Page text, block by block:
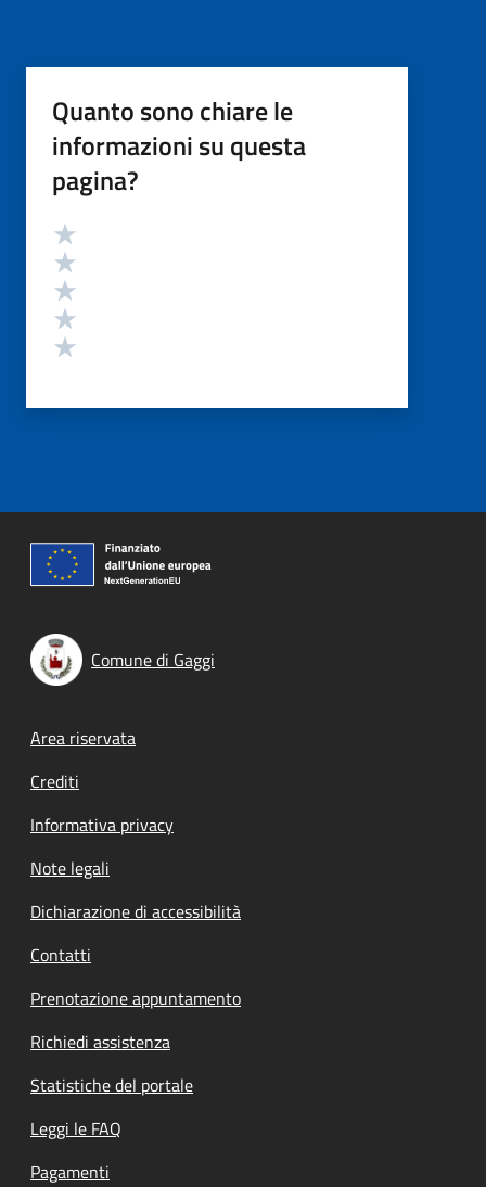
Quanto sono chiare le
informazioni su questa
pagina?
Valutazione
Comune di Gaggi
Footer menu
Area riservata
Crediti
Informativa privacy
Note legali
Dichiarazione di accessibilità
Contatti
Prenotazione appuntamento
Richiedi assistenza
Statistiche del portale
Leggi le FAQ
Pagamenti